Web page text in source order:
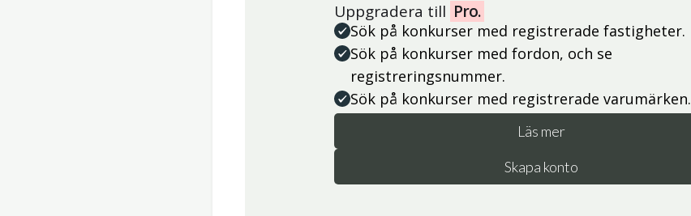
Uppgradera till Pro.
Sök på konkurser med registrerade fastigheter.
Sök på konkurser med fordon, och se
registreringsnummer.
Sök på konkurser med registrerade varumärken.
Läs mer
Skapa konto